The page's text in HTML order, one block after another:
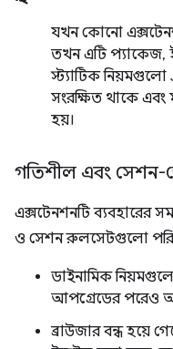
যখন কোনো
তখন এটি প্যাকেজ,
স্ট্যাটিক
সংরক্ষিত থাকে এবং
হয়।
গতিশীল এবং সেশন-
এক্সটেনশনটি ব্যবহারের
ও সেশন রুলসেটগুলো
ডাইনামিক
আপগ্রেডের পরেও
ব্রাউজার বন্ধ হয়ে